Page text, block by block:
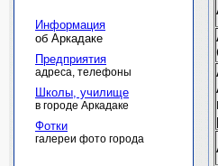
Информация
об Аркадаке
Предприятия
адреса, телефоны
Школы, училище
в городе Аркадаке
Фотки
галереи фото города